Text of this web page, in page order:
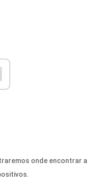
onde encontrar a